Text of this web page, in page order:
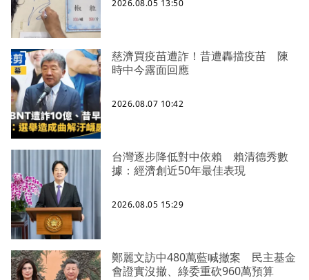
2026.08.05 13:50
慈濟買疫苗遭詐！昔遭轟擋疫苗 陳
時中今露面回應
2026.08.07 10:42
台灣逐步降低對中依賴 賴清德秀數
據：經濟創近50年最佳表現
2026.08.05 15:29
鄭麗文訪中480萬藍喊撤案 民主基金
會證實沒撤、綠委重砍960萬預算